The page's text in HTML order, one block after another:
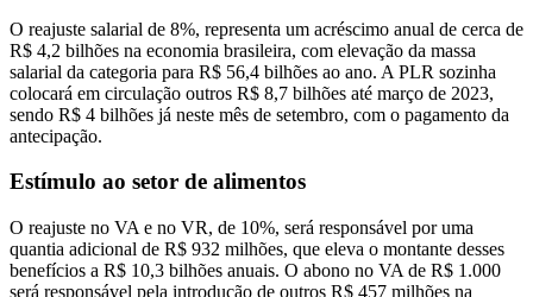
O reajuste salarial de 8%, representa um acréscimo anual de cerca de
R$ 4,2 bilhões na economia brasileira, com elevação da massa
salarial da categoria para R$ 56,4 bilhões ao ano. A PLR sozinha
colocará em circulação outros R$ 8,7 bilhões até março de 2023,
sendo R$ 4 bilhões já neste mês de setembro, com o pagamento da
antecipação.
Estímulo ao setor de alimentos
O reajuste no VA e no VR, de 10%, será responsável por uma
quantia adicional de R$ 932 milhões, que eleva o montante desses
benefícios a R$ 10,3 bilhões anuais. O abono no VA de R$ 1.000
será responsável pela introdução de outros R$ 457 milhões na